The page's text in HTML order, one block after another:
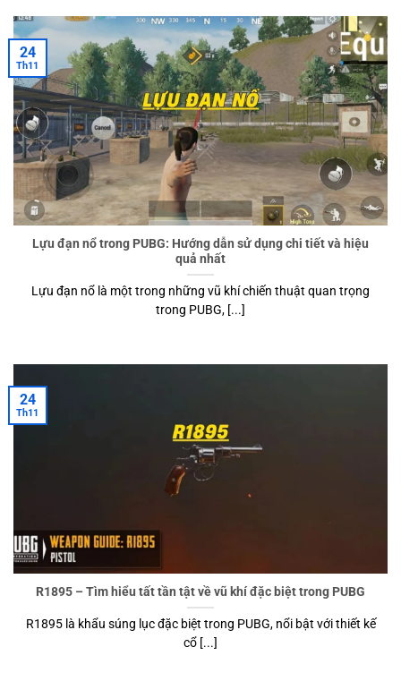
Lựu đạn nổ trong PUBG: Hướng dẫn sử dụng chi tiết và hiệu
quả nhất
Lựu đạn nổ là một trong những vũ khí chiến thuật quan trọng
trong PUBG, [...]
24
Th11
R1895 – Tìm hiểu tất tần tật về vũ khí đặc biệt trong PUBG
R1895 là khẩu súng lục đặc biệt trong PUBG, nổi bật với thiết kế
cổ [...]
24
Th11